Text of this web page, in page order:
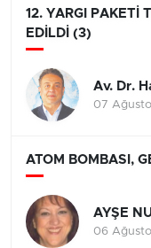
12. YARGI PAKETİ
EDİLDİ (3)
Av. Dr.
07
ATOM BOMBASI,
AYŞE
06